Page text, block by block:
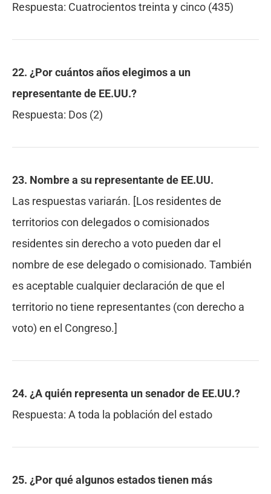
Respuesta: Cuatrocientos treinta y cinco (435)
22. ¿Por cuántos años elegimos a un
representante de EE.UU.?
Respuesta: Dos (2)
23. Nombre a su representante de EE.UU.
Las respuestas variarán. [Los residentes de
territorios con delegados o comisionados
residentes sin derecho a voto pueden dar el
nombre de ese delegado o comisionado. También
es aceptable cualquier declaración de que el
territorio no tiene representantes (con derecho a
voto) en el Congreso.]
24. ¿A quién representa un senador de EE.UU.?
Respuesta: A toda la población del estado
25. ¿Por qué algunos estados tienen más